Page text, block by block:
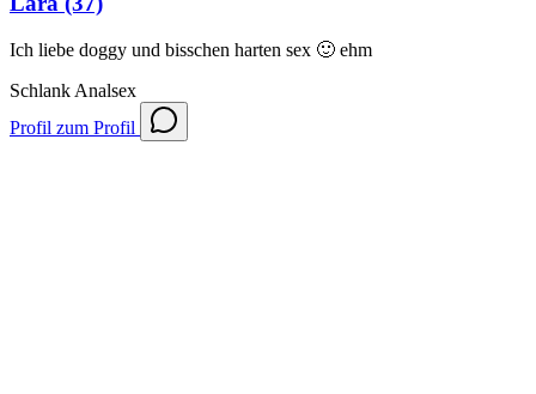
Ich liebe doggy und bisschen harten sex 🙂 ehm
Schlank Analsex
Profil zum Profil